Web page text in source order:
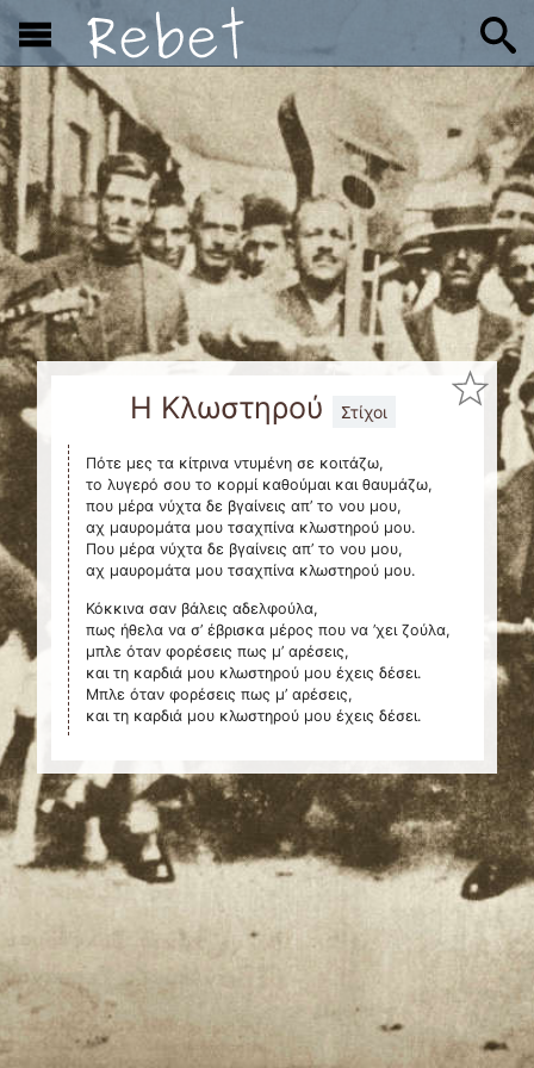
x
Η Κλωστηρού Στίχοι
Πότε μες τα κίτρινα ντυμένη σε κοιτάζω,
το λυγερό σου το κορμί καθούμαι και θαυμάζω,
που μέρα νύχτα δε βγαίνεις απ’ το νου μου,
αχ μαυρομάτα μου τσαχπίνα κλωστηρού μου.
Που μέρα νύχτα δε βγαίνεις απ’ το νου μου,
αχ μαυρομάτα μου τσαχπίνα κλωστηρού μου.
Κόκκινα σαν βάλεις αδελφούλα,
πως ήθελα να σ’ έβρισκα μέρος που να ’χει ζούλα,
μπλε όταν φορέσεις πως μ’ αρέσεις,
και τη καρδιά μου κλωστηρού μου έχεις δέσει.
Μπλε όταν φορέσεις πως μ’ αρέσεις,
και τη καρδιά μου κλωστηρού μου έχεις δέσει.